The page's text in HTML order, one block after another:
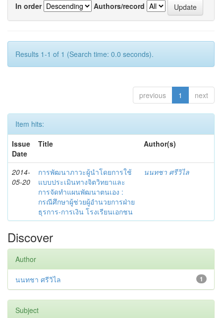
In order
Authors/record
Results 1-1 of 1 (Search time: 0.0 seconds).
previous 1 next
Item hits:
Issue
Date
Title Author(s)
2014-
05-20
การพัฒนาภาวะผู้นำโดยการใช้
แบบประเมินทางจิตวิทยาและ
การจัดทำแผนพัฒนาตนเอง :
กรณีศึกษาผู้ช่วยผู้อำนวยการฝ่าย
ธุรการ-การเงิน โรงเรียนเอกชน
นนทชา ศรีวิไล
Discover
Author
1
นนทชา ศรีวิไล
Subject